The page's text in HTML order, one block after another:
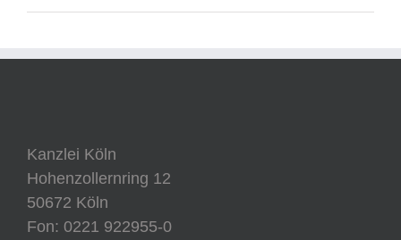
Kanzlei Köln
Hohenzollernring 12
50672 Köln
Fon: 0221 922955-0